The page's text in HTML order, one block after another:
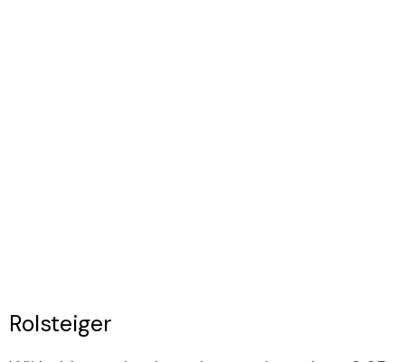
Rolsteiger